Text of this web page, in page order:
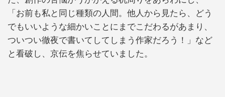
「お前も私と同じ種類の人間。他人から見たら、どう
でもいいような細かいことにまでこだわるがあまり、
ついつい徹夜で書いてしてしまう作家だろう！」など
と看破し、京伝を焦らせていました。